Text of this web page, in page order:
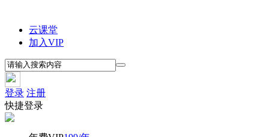
云课堂
加入VIP
登录 注册
快捷登录